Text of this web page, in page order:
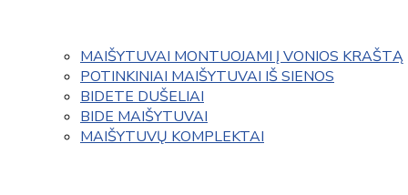
MAIŠYTUVAI MONTUOJAMI Į VONIOS KRAŠTĄ
POTINKINIAI MAIŠYTUVAI IŠ SIENOS
BIDETE DUŠELIAI
BIDE MAIŠYTUVAI
MAIŠYTUVŲ KOMPLEKTAI